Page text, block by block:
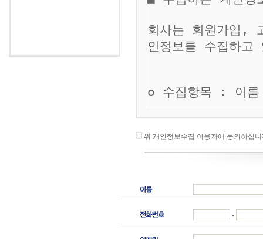
위 개인정보수집 이용자에 동의하십
-